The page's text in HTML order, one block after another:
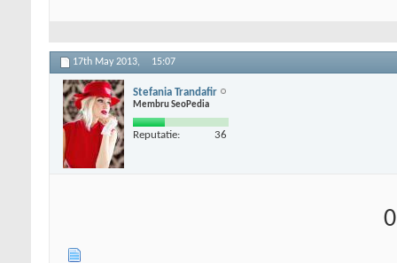
17th May 2013, 15:07
Stefania Trandafir
Membru SeoPedia
Reputatie: 36